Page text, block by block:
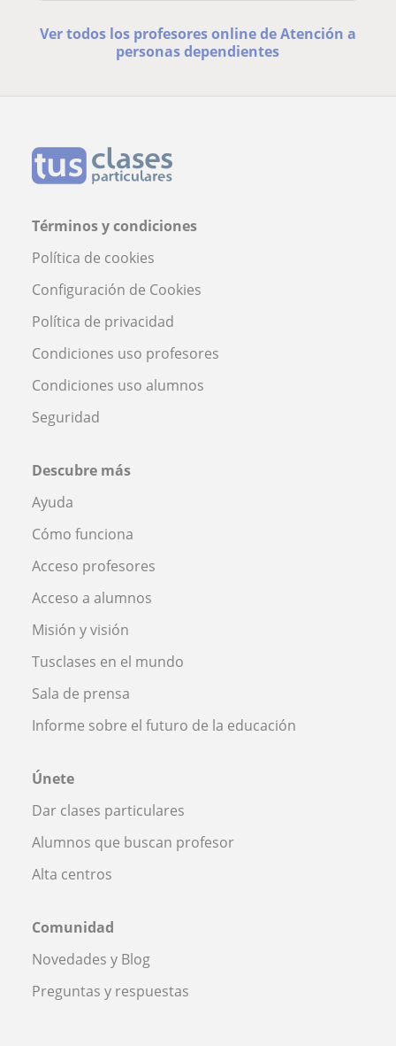
Ver todos los profesores online de Atención a
personas dependientes
Términos y condiciones
Política de cookies
Configuración de Cookies
Política de privacidad
Condiciones uso profesores
Condiciones uso alumnos
Seguridad
Descubre más
Ayuda
Cómo funciona
Acceso profesores
Acceso a alumnos
Misión y visión
Tusclases en el mundo
Sala de prensa
Informe sobre el futuro de la educación
Únete
Dar clases particulares
Alumnos que buscan profesor
Alta centros
Comunidad
Novedades y Blog
Preguntas y respuestas